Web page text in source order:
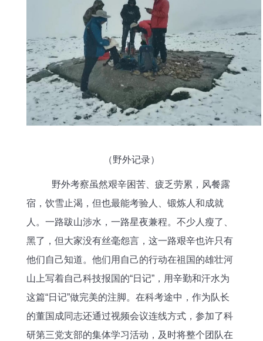
（野外记录）
野外考察虽然艰辛困苦、疲乏劳累，风餐露
宿，饮雪止渴，但也最能考验人、锻炼人和成就
人。一路跋山涉水，一路星夜兼程。不少人瘦了、
黑了，但大家没有丝毫怨言，这一路艰辛也许只有
他们自己知道。他们用自己的行动在祖国的雄壮河
山上写着自己科技报国的“日记”，用辛勤和汗水为
这篇“日记”做完美的注脚。在科考途中，作为队长
的董国成同志还通过视频会议连线方式，参加了科
研第三党支部的集体学习活动，及时将整个团队在